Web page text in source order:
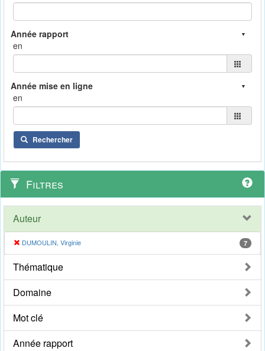
en
en
Rechercher
Filtres
Auteur
DUMOULIN, Virginie 7
Thématique
Domaine
Mot clé
Année rapport